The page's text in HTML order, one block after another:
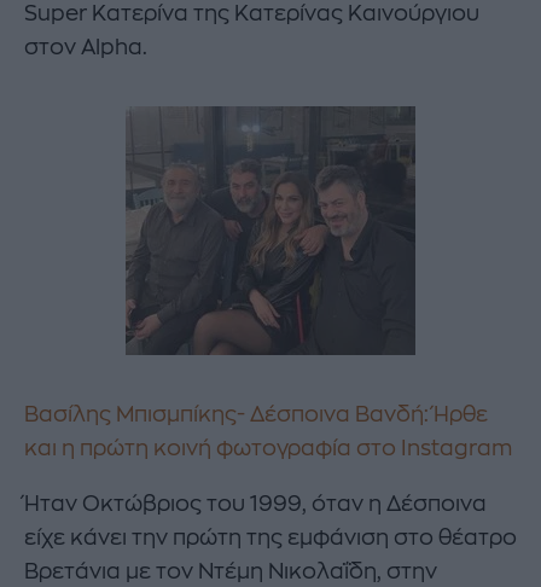
Super Κατερίνα της Κατερίνας Καινούργιου
στον Alpha.
Βασίλης Μπισμπίκης- Δέσποινα Βανδή: Ήρθε
και η πρώτη κοινή φωτογραφία στο Instagram
Ήταν Οκτώβριος του 1999, όταν η Δέσποινα
είχε κάνει την πρώτη της εμφάνιση στο θέατρο
Βρετάνια με τον Ντέμη Νικολαΐδη, στην